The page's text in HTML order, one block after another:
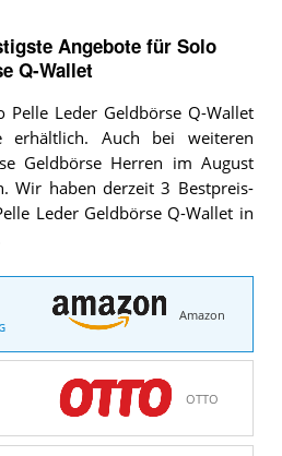
Angebote für Solo
Q-Wallet
Pelle Leder Geldbörse Q-Wallet
Auch bei weiteren
Geldbörse Herren im August
Wir haben derzeit 3 Bestpreis-
Leder Geldbörse Q-Wallet in
Amazon
OTTO